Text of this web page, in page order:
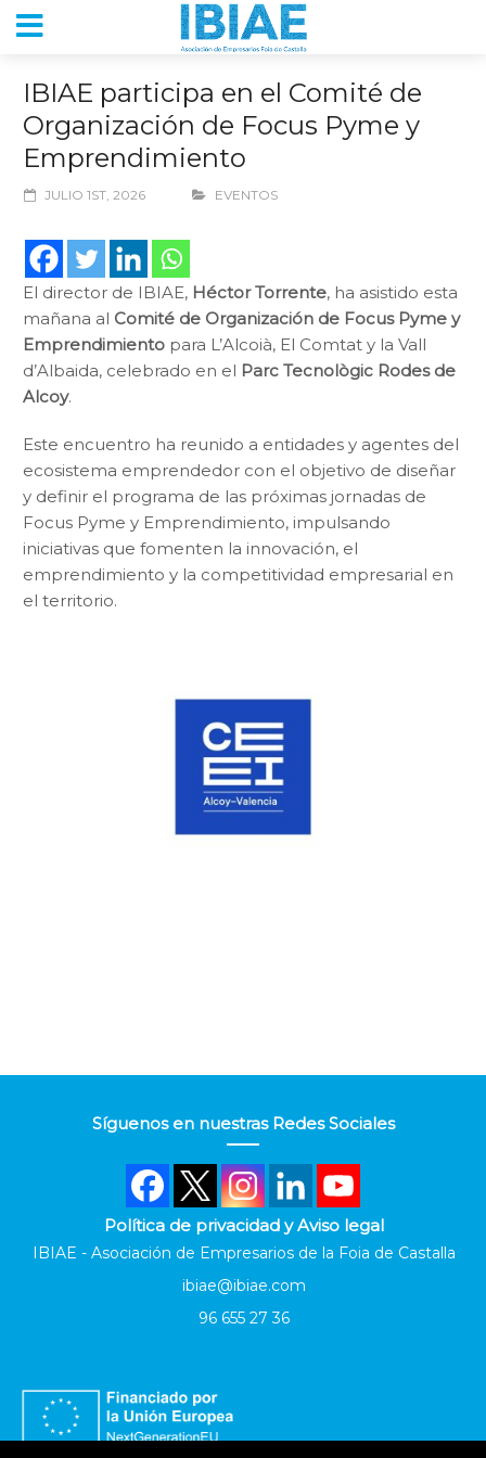
IBIAE participa en el Comité de
Organización de Focus Pyme y
Emprendimiento
JULIO 1ST, 2026 EVENTOS
El director de IBIAE, Héctor Torrente, ha asistido esta
mañana al Comité de Organización de Focus Pyme y
Emprendimiento para L’Alcoià, El Comtat y la Vall
d’Albaida, celebrado en el Parc Tecnològic Rodes de
Alcoy.
Este encuentro ha reunido a entidades y agentes del
ecosistema emprendedor con el objetivo de diseñar
y definir el programa de las próximas jornadas de
Focus Pyme y Emprendimiento, impulsando
iniciativas que fomenten la innovación, el
emprendimiento y la competitividad empresarial en
el territorio.
Síguenos en nuestras Redes Sociales
Política de privacidad y Aviso legal
IBIAE - Asociación de Empresarios de la Foia de Castalla
ibiae@ibiae.com
96 655 27 36